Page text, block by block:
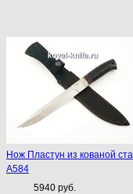
Нож Пластун из кованой
A584
5940 руб.